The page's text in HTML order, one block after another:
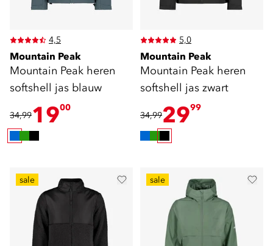
4,5
Mountain Peak
Mountain Peak heren
softshell jas blauw
34,991900
5,0
Mountain Peak
Mountain Peak heren
softshell jas zwart
34,992999
sale sale